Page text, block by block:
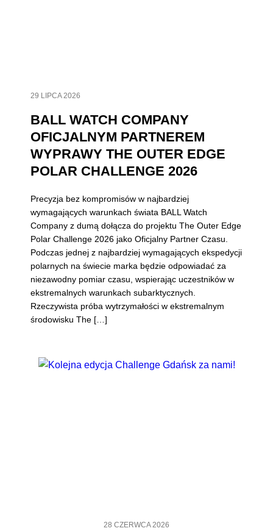
29 LIPCA 2026
BALL WATCH COMPANY
OFICJALNYM PARTNEREM
WYPRAWY THE OUTER EDGE
POLAR CHALLENGE 2026
Precyzja bez kompromisów w najbardziej
wymagających warunkach świata BALL Watch
Company z dumą dołącza do projektu The Outer Edge
Polar Challenge 2026 jako Oficjalny Partner Czasu.
Podczas jednej z najbardziej wymagających ekspedycji
polarnych na świecie marka będzie odpowiadać za
niezawodny pomiar czasu, wspierając uczestników w
ekstremalnych warunkach subarktycznych.
Rzeczywista próba wytrzymałości w ekstremalnym
środowisku The […]
28 CZERWCA 2026